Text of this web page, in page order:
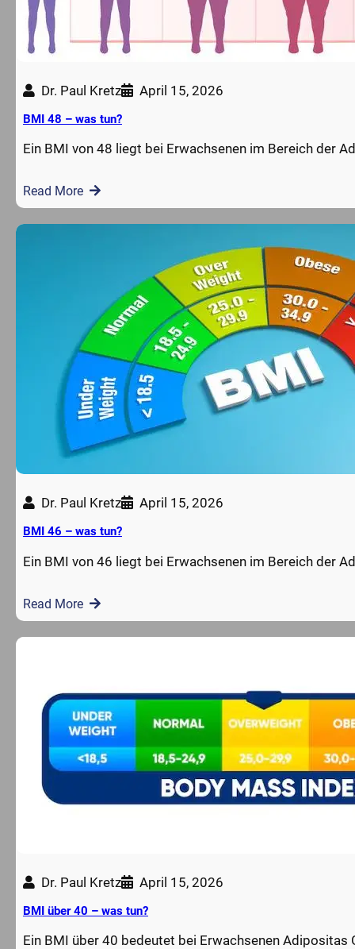
Dr. Paul Kretz April 15, 2026
BMI 48 – was tun?
Ein BMI von 48 liegt bei Erwachsenen im Bereich der
Read More
Dr. Paul Kretz April 15, 2026
BMI 46 – was tun?
Ein BMI von 46 liegt bei Erwachsenen im Bereich der
Read More
Dr. Paul Kretz April 15, 2026
BMI über 40 – was tun?
Ein BMI über 40 bedeutet bei Erwachsenen Adipositas